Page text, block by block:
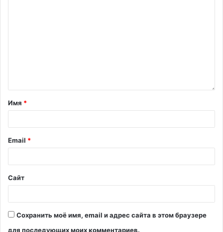
Имя *
Email *
Сайт
Сохранить моё имя, email и адрес сайта в этом браузере
для последующих моих комментариев.